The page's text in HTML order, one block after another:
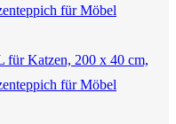
für Katzen, 200 x 40 cm,
für Möbel